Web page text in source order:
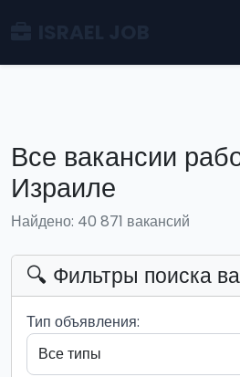
Все вакансии
Израиле
Найдено: 40 871 вакансий
🔍 Фильтры поиска
Тип объявления: